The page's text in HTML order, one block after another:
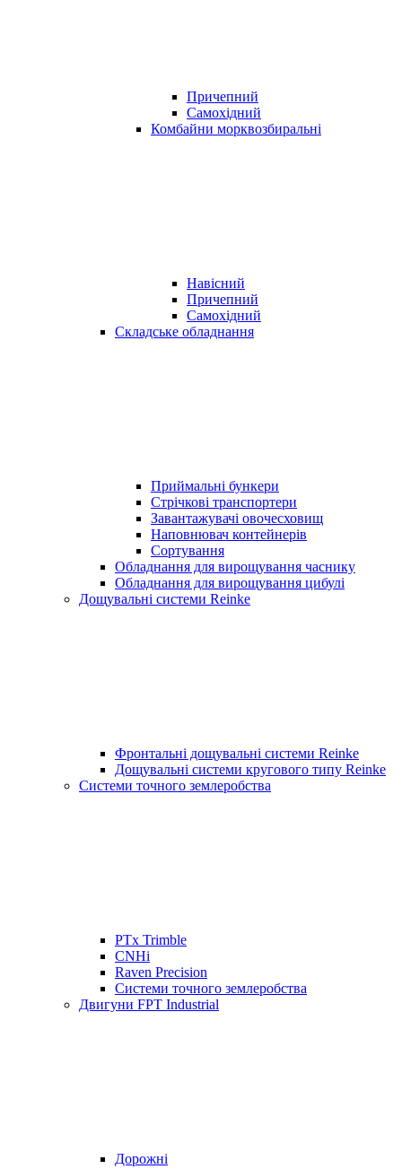
Причепний
Самохідний
Комбайни морквозбиральні
Навісний
Причепний
Самохідний
Складське обладнання
Приймальні бункери
Стрічкові транспортери
Завантажувачі овочесховищ
Наповнювач контейнерів
Сортування
Обладнання для вирощування часнику
Обладнання для вирощування цибулі
Дощувальні системи Reinke
Фронтальні дощувальні системи Reinke
Дощувальні системи кругового типу Reinke
Системи точного землеробства
PTx Trimble
CNHi
Raven Precision
Системи точного землеробства
Двигуни FPT Industrial
Дорожні